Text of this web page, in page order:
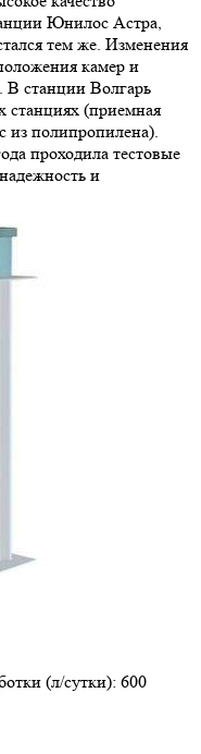
Юнилос Астра,
тем же. Изменения
камер и
В станции Волгарь
станциях (приемная
из полипропилена).
проходила тестовые
и
(л/сутки): 600